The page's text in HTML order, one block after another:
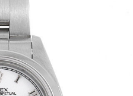
クス
フィリップ